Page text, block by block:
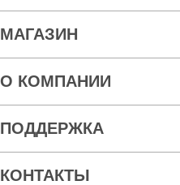
МАГАЗИН
О КОМПАНИИ
ПОДДЕРЖКА
КОНТАКТЫ